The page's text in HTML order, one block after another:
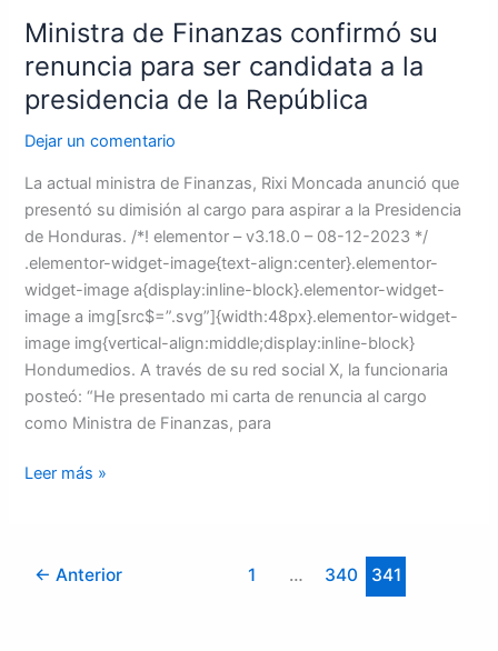
Ministra de Finanzas confirmó su
renuncia para ser candidata a la
presidencia de la República
Dejar un comentario
La actual ministra de Finanzas, Rixi Moncada anunció que
presentó su dimisión al cargo para aspirar a la Presidencia
de Honduras. /*! elementor – v3.18.0 – 08-12-2023 */
.elementor-widget-image{text-align:center}.elementor-
widget-image a{display:inline-block}.elementor-widget-
image a img[src$=”.svg”]{width:48px}.elementor-widget-
image img{vertical-align:middle;display:inline-block}
Hondumedios. A través de su red social X, la funcionaria
posteó: “He presentado mi carta de renuncia al cargo
como Ministra de Finanzas, para
República
Leer más »
← Anterior 1 … 340 341